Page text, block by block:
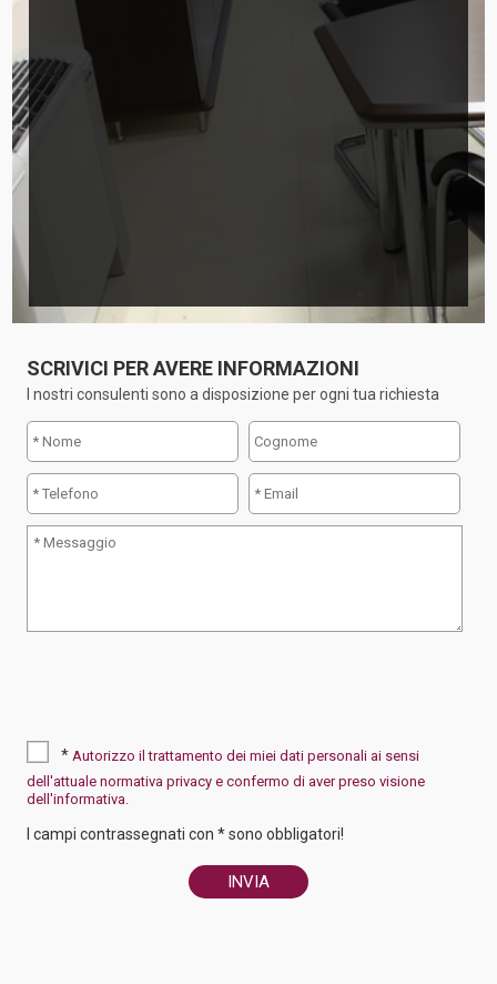
SCRIVICI PER AVERE INFORMAZIONI
I nostri consulenti sono a disposizione per ogni tua richiesta
* Autorizzo il trattamento dei miei dati personali ai sensi
dell'attuale normativa privacy e confermo di aver preso visione
dell'informativa.
I campi contrassegnati con * sono obbligatori!